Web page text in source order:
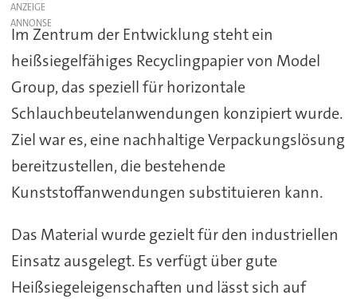
ANZEIGE
Im Zentrum der Entwicklung steht ein
heißsiegelfähiges Recyclingpapier von Model
Group, das speziell für horizontale
Schlauchbeutelanwendungen konzipiert wurde.
Ziel war es, eine nachhaltige Verpackungslösung
bereitzustellen, die bestehende
Kunststoffanwendungen substituieren kann.
Das Material wurde gezielt für den industriellen
Einsatz ausgelegt. Es verfügt über gute
Heißsiegeleigenschaften und lässt sich auf